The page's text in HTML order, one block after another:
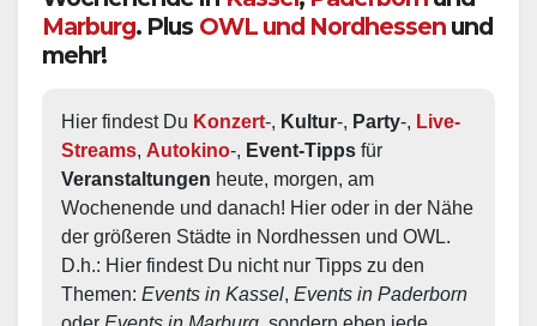
Marburg. Plus OWL und Nordhessen und
mehr!
Hier findest Du Konzert-, Kultur-, Party-, Live-
Streams, Autokino-, Event-Tipps
Veranstaltungen heute, morgen, am
Wochenende und danach! Hier oder in der Nähe
der größeren Städte in Nordhessen und OWL.
D.h.: Hier findest Du nicht nur Tipps zu den
Themen: Events in Kassel, Events in Paderborn